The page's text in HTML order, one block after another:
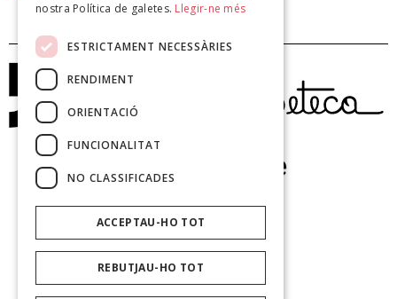
nostra Política de galetes. Llegir-ne més
ESTRICTAMENT NECESSÀRIES
RENDIMENT
ORIENTACIÓ
FUNCIONALITAT
NO CLASSIFICADES
ACCEPTAU-HO TOT
REBUTJAU-HO TOT